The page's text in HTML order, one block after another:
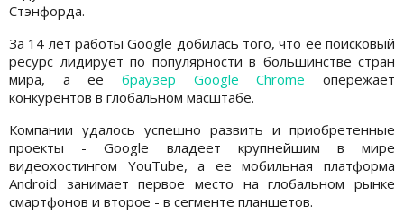
Стэнфорда.
За 14 лет работы Google добилась того, что ее поисковый
ресурс лидирует по популярности в большинстве стран
мира, а ее браузер Google Chrome опережает
конкурентов в глобальном масштабе.
Компании удалось успешно развить и приобретенные
проекты - Google владеет крупнейшим в мире
видеохостингом YouTube, а ее мобильная платформа
Android занимает первое место на глобальном рынке
смартфонов и второе - в сегменте планшетов.